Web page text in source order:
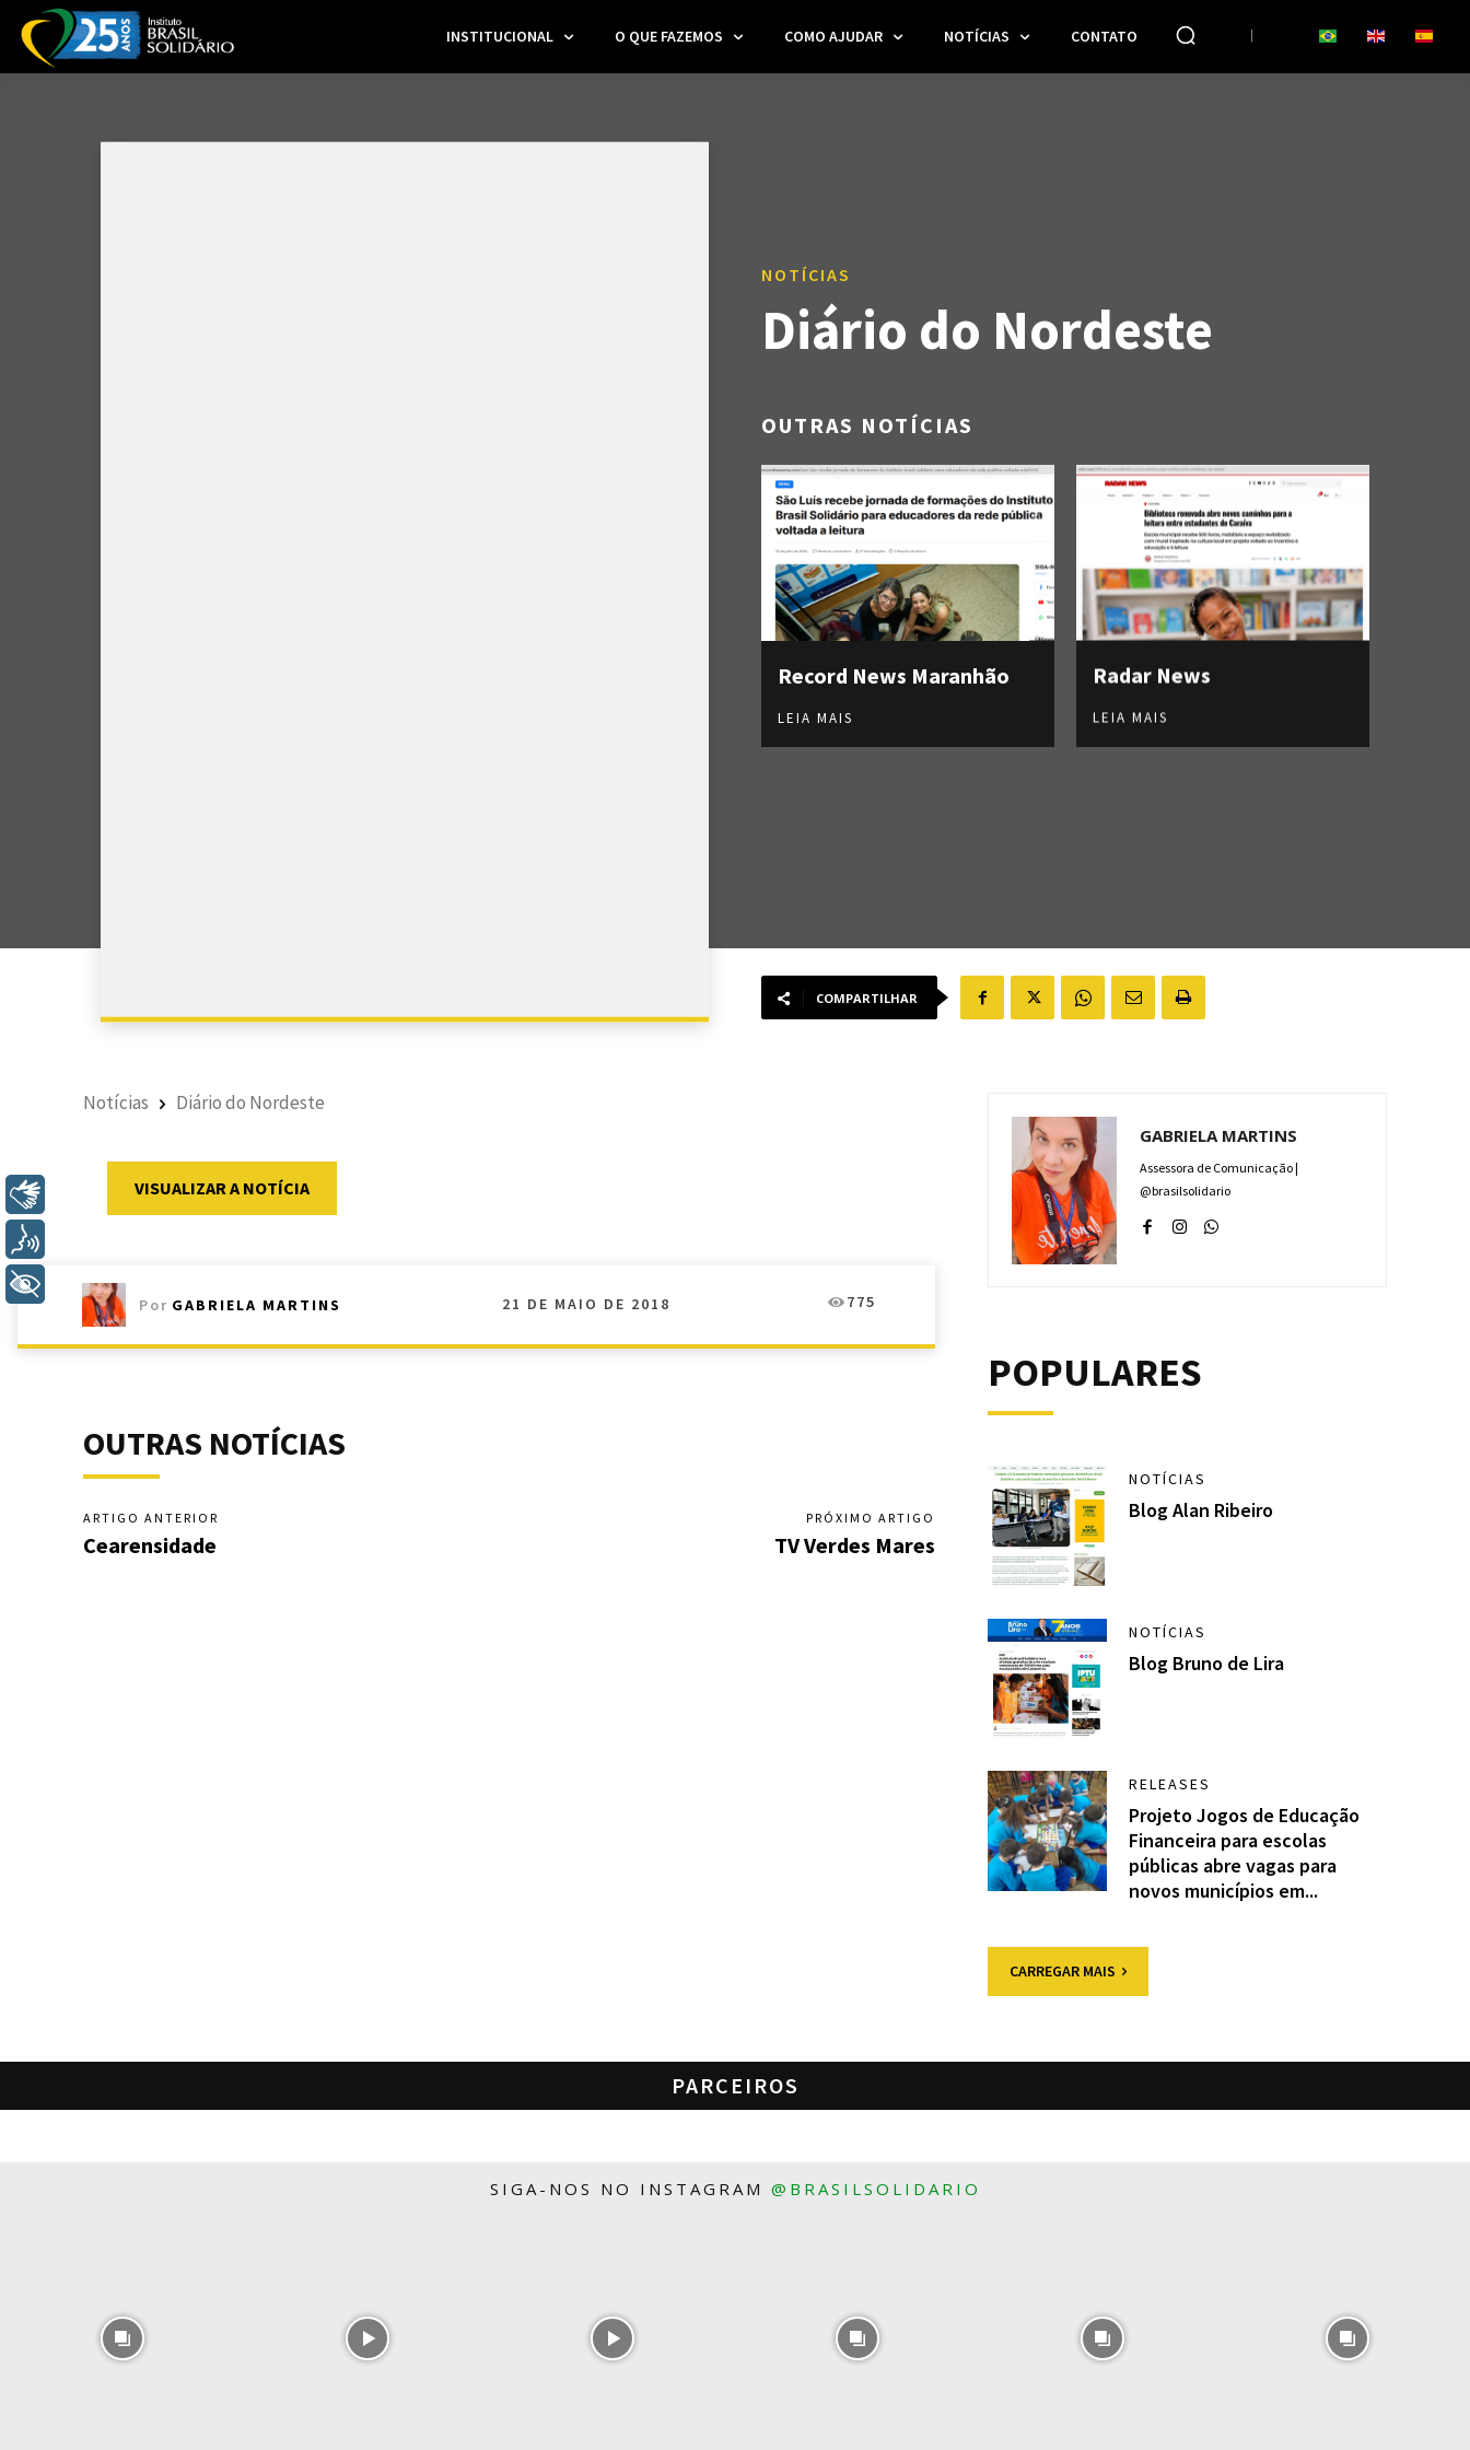
INSTITUCIONAL O QUE FAZEMOS COMO AJUDAR NOTÍCIAS CONTATO
NOTÍCIAS
Diário do Nordeste
OUTRAS NOTÍCIAS
Record News Maranhão
LEIA MAIS
Radar News
LEIA MAIS
COMPARTILHAR
Notícias Diário do Nordeste
VISUALIZAR A NOTÍCIA
Por GABRIELA MARTINS 21 DE MAIO DE 2018 775
OUTRAS NOTÍCIAS
ARTIGO ANTERIOR
Cearensidade
PRÓXIMO ARTIGO
TV Verdes Mares
GABRIELA MARTINS
Assessora de Comunicação |
@brasilsolidario
POPULARES
NOTÍCIAS
Blog Alan Ribeiro
NOTÍCIAS
Blog Bruno de Lira
RELEASES
Projeto Jogos de Educação
Financeira para escolas
públicas abre vagas para
novos municípios em...
CARREGAR MAIS
PARCEIROS
SIGA-NOS NO INSTAGRAM @BRASILSOLIDARIO
+ Acessibilidade